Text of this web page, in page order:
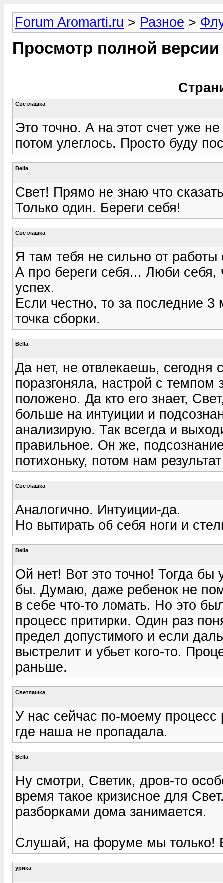
Forum Aromarti.ru > Разное >
Просмотр полной
Светлашка
Это точно. А на этот счет уже
потом улеглось. Просто буду
Bella
Свет! Прямо не знаю что
Только один. Береги себя!
Светлашка
Я там тебя не сильно от работы
А про береги себя... Люби себя,
успех.
Если честно, то за последние
точка сборки.
Bella
Да нет, не отвлекаешь, сегодня
поразгоняла, настрой с темпом
положено. Да кто его знает,
больше на интуиции и
анализирую. Так всегда и
правильное. Он же,
потихоньку, потом нам
Светлашка
Аналогично. Интуиции-да.
Но вытирать об себя ноги и
Bella
Ой нет! Вот это точно! Тогда
бы. Думаю, даже ребенок не
в себе что-то ломать. Но это
процесс притирки. Один раз
предел допустимого и если
выстрелит и убьет кого-то.
раньше.
Светлашка
У нас сейчас по-моему
где наша не пропадала.
Bella
Ну смотри, Светик, дров-то
время такое кризисное для
разборками дома занимается.
Слушай, на форуме мы только!
урика